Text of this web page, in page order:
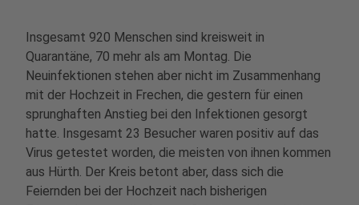
Insgesamt 920 Menschen sind kreisweit in
Quarantäne, 70 mehr als am Montag. Die
Neuinfektionen stehen aber nicht im Zusammenhang
mit der Hochzeit in Frechen, die gestern für einen
sprunghaften Anstieg bei den Infektionen gesorgt
hatte. Insgesamt 23 Besucher waren positiv auf das
Virus getestet worden, die meisten von ihnen kommen
aus Hürth. Der Kreis betont aber, dass sich die
Feiernden bei der Hochzeit nach bisherigen